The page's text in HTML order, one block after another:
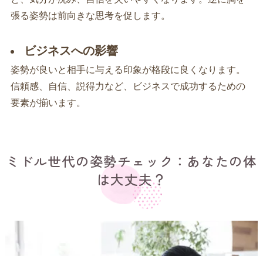
張る姿勢は前向きな思考を促します。
ビジネスへの影響
姿勢が良いと相手に与える印象が格段に良くなります。
信頼感、自信、説得力など、ビジネスで成功するための
要素が揃います。
ミドル世代の姿勢チェック：あなたの体
は大丈夫？